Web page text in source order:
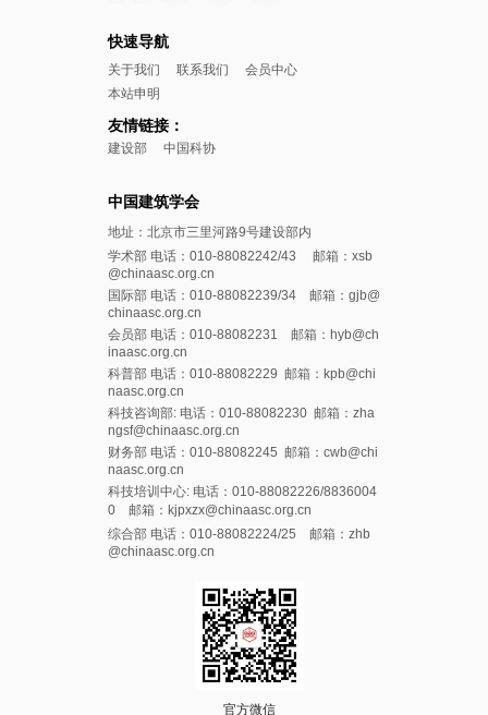
快速导航
关于我们 联系我们
会员中心
本站申明
友情链接：
建设部 中国科协
中国建筑学会
地址：北京市三里河路9号建设部内
学术部 电话：010-88082242/43 邮箱：xsb
@chinaasc.org.cn
国际部 电话：010-88082239/34 邮箱：gjb@
chinaasc.org.cn
会员部 电话：010-88082231 邮箱：hyb@ch
inaasc.org.cn
科普部 电话：010-88082229 邮箱：kpb@chi
naasc.org.cn
科技咨询部: 电话：010-88082230 邮箱：zha
ngsf@chinaasc.org.cn
财务部 电话：010-88082245 邮箱：cwb@chi
naasc.org.cn
科技培训中心: 电话：010-88082226/8836004
0 邮箱：kjpxzx@chinaasc.org.cn
综合部 电话：010-88082224/25 邮箱：zhb
@chinaasc.org.cn
官方微信